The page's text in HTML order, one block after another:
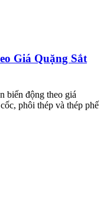
Giá Quặng Sắt
biến động theo giá
phôi thép và thép phế